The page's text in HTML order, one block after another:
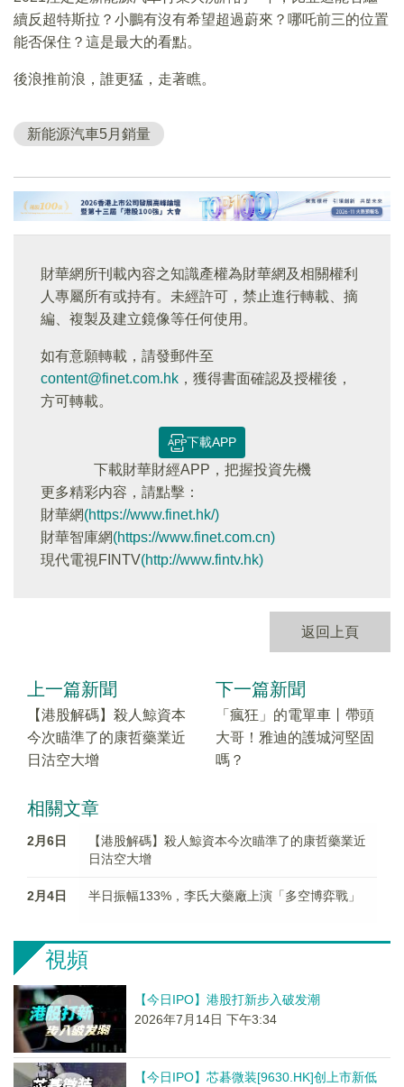
續反超特斯拉？小鵬有沒有希望超過蔚來？哪吒前三的位置
能否保住？這是最大的看點。
後浪推前浪，誰更猛，走著瞧。
新能源汽車5月銷量
財華網所刊載內容之知識產權為財華網及相關權利
人專屬所有或持有。未經許可，禁止進行轉載、摘
編、複製及建立鏡像等任何使用。
如有意願轉載，請發郵件至
content@finet.com.hk ，獲得書面確認及授權後，
方可轉載。
下載APP
下載財華財經APP，把握投資先機
更多精彩内容，請點擊：
財華網(https://www.finet.hk/)
財華智庫網(https://www.finet.com.cn)
現代電視FINTV(http://www.fintv.hk)
返回上頁
上一篇新聞
【港股解碼】殺人鯨資本
今次瞄準了的康哲藥業近
日沽空大增
下一篇新聞
「瘋狂」的電單車丨帶頭
大哥！雅迪的護城河堅固
嗎？
相關文章
2月6日
【港股解碼】殺人鯨資本今次瞄準了的康哲藥業近
日沽空大增
2月4日 半日振幅133%，李氏大藥廠上演「多空博弈戰」
視頻
【今日IPO】港股打新步入破发潮
2026年7月14日 下午3:34
【今日IPO】芯碁微装[9630.HK]创上市新低